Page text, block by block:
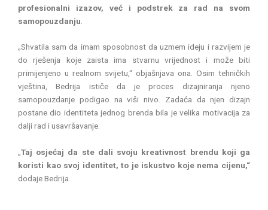
profesionalni izazov, već i podstrek za rad na svom
samopouzdanju
„Shvatila sam da imam sposobnost da uzmem ideju i razvijem je
do rješenja koje zaista ima stvarnu vrijednost i može biti
primijenjeno u realnom svijetu,“ objašnjava ona. Osim tehničkih
vještina, Bedrija ističe da je proces dizajniranja njeno
samopouzdanje podigao na viši nivo. Zadaća da njen dizajn
postane dio identiteta jednog brenda bila je velika motivacija za
dalji rad i usavršavanje.
„Taj osjećaj da ste dali svoju kreativnost brendu koji ga
koristi kao svoj identitet, to je iskustvo koje nema cijenu,“
dodaje Bedrija.